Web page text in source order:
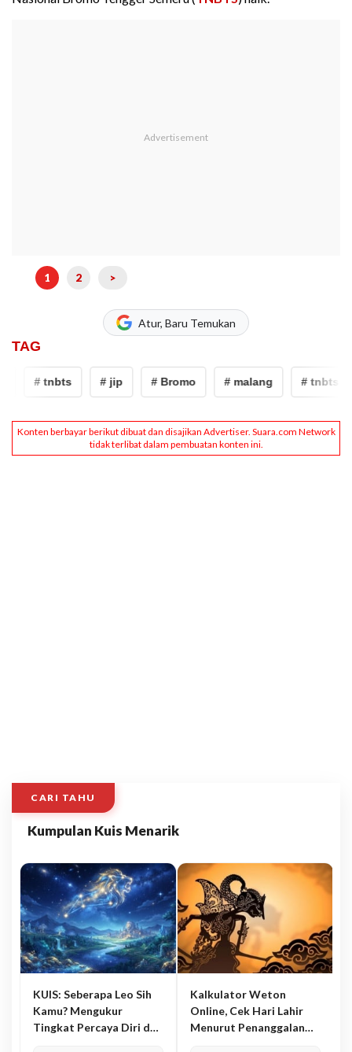
1 2 >
Atur, Baru Temukan
TAG
# tnbts # jip # Bromo # malang # tnbts
CARI TAHU
Kumpulan Kuis Menarik
KUIS: Seberapa Leo Sih
Kamu? Mengukur
Tingkat Percaya Diri dan
Kalkulator Weton
Online, Cek Hari Lahir
Menurut Penanggalan